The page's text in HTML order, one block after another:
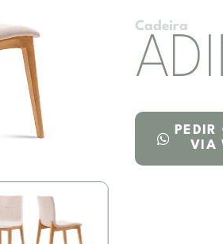
Cadeira
PEDIR
VIA